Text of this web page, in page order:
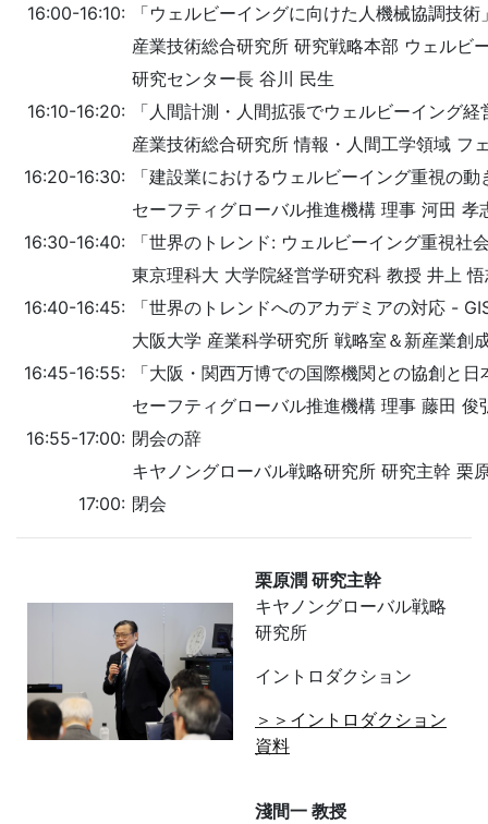
16:00-16:10:
「ウェルビーイングに向けた人機械協調技術
産業技術総合研究所 研究戦略本部 ウェルビ
研究センター長 谷川 民生
16:10-16:20:
「人間計測・人間拡張でウェルビーイング
産業技術総合研究所 情報・人間工学領域 フ
16:20-16:30:
「建設業におけるウェルビーイング重視の動
セーフティグローバル推進機構 理事 河田 孝
16:30-16:40:
「世界のトレンド: ウェルビーイング重視社
東京理科大 大学院経営学研究科 教授 井上
16:40-16:45:
「世界のトレンドへのアカデミアの対応 -
大阪大学 産業科学研究所 戦略室＆新産業創
16:45-16:55:
「大阪・関西万博での国際機関との協創と日
セーフティグローバル推進機構 理事 藤田 俊
16:55-17:00: 閉会の辞
キヤノングローバル戦略研究所 研究主幹 栗
17:00: 閉会
栗原潤 研究主幹
キヤノングローバル戦略
研究所
イントロダクション
＞＞イントロダクション
資料
淺間一 教授